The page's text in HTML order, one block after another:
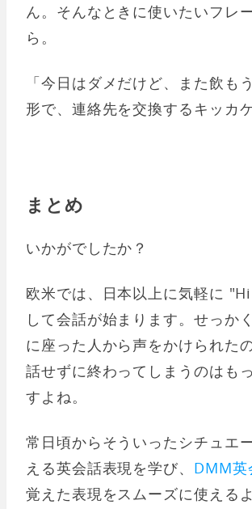
ん。そんなときに使いたいフレ
ら。
「今日はダメだけど、また飲も
形で、連絡先を交換するキッカケ
まとめ
いかがでしたか？
欧米では、日本以上に気軽に
して会話が始まります。せっか
に座った人から声をかけられた
話せずに終わってしまうのはも
すよね。
常日頃からそういったシチュエ
える英会話表現を学び、 DMM英
覚えた表現をスムーズに使える